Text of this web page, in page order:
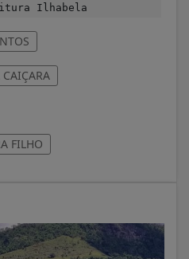
Ilhabela
FILHO